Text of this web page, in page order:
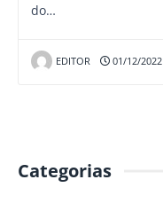
do…
EDITOR 01/12/2022
Categorias